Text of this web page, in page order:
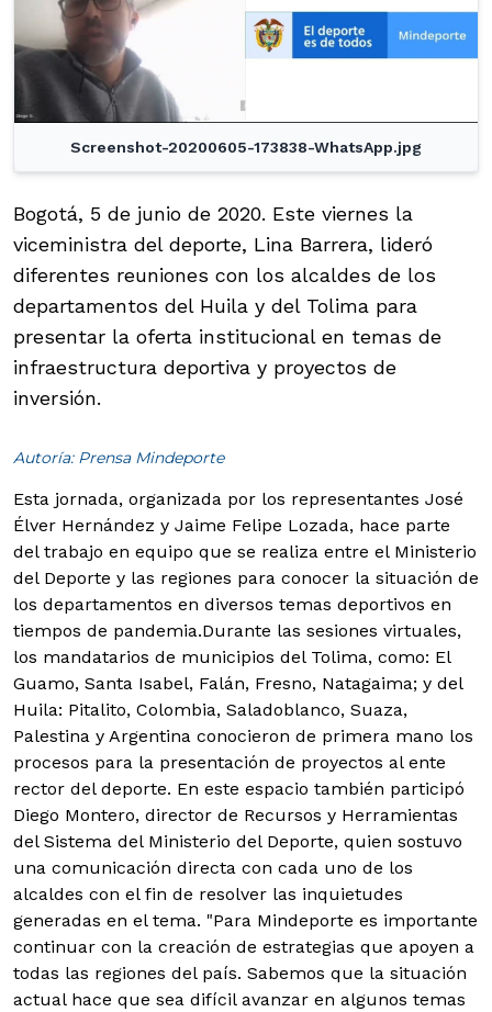
Screenshot-20200605-173838-WhatsApp.jpg
Bogotá, 5 de junio de 2020. Este viernes la
viceministra del deporte, Lina Barrera, lideró
diferentes reuniones con los alcaldes de los
departamentos del Huila y del Tolima para
presentar la oferta institucional en temas de
infraestructura deportiva y proyectos de
inversión.
Autoría: Prensa Mindeporte
Esta jornada, organizada por los representantes José
Élver Hernández y Jaime Felipe Lozada, hace parte
del trabajo en equipo que se realiza entre el Ministerio
del Deporte y las regiones para conocer la situación de
los departamentos en diversos temas deportivos en
tiempos de pandemia.Durante las sesiones virtuales,
los mandatarios de municipios del Tolima, como: El
Guamo, Santa Isabel, Falán, Fresno, Natagaima; y del
Huila: Pitalito, Colombia, Saladoblanco, Suaza,
Palestina y Argentina conocieron de primera mano los
procesos para la presentación de proyectos al ente
rector del deporte. En este espacio también participó
Diego Montero, director de Recursos y Herramientas
del Sistema del Ministerio del Deporte, quien sostuvo
una comunicación directa con cada uno de los
alcaldes con el fin de resolver las inquietudes
generadas en el tema. "Para Mindeporte es importante
continuar con la creación de estrategias que apoyen a
todas las regiones del país. Sabemos que la situación
actual hace que sea difícil avanzar en algunos temas